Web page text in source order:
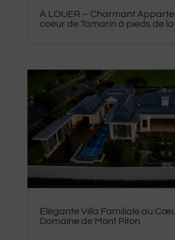
À LOUER – Charmant
coeur de Tamarin à pieds de
Élégante Villa Familiale au
Domaine de Mont Piton